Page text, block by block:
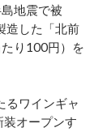
地震で被
造した「北前
り100円）を
るワインギャ
オープンす